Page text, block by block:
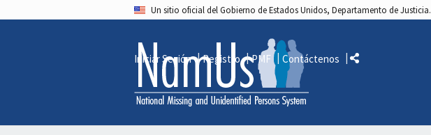
Un sitio oficial del Gobierno de Estados Unidos, Departamento de Justicia.
Iniciar Sesión Registro PMF Contáctenos Comparte